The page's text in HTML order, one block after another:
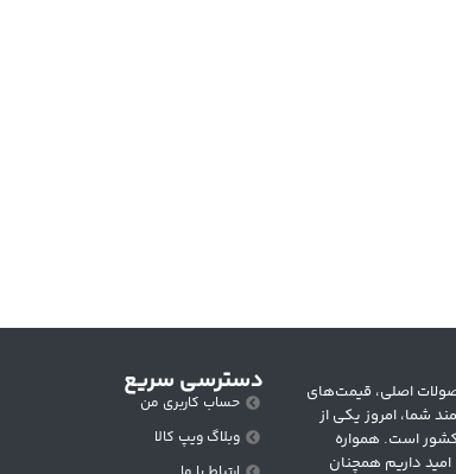
از محصولات اصلی، قیمت‌های
شما، امروز یکی از
است. همواره
داریم همچنان
دسترسی سریع
حساب کاربری من
وبلاگ ویپ کالا